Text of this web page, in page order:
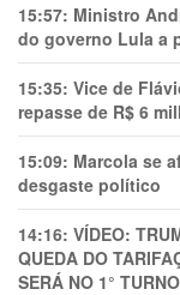
15:57: Ministro
do governo Lula a
15:35: Vice de
repasse de R$ 6
15:09: Marcola se
desgaste político
14:16: VÍDEO:
QUEDA DO
SERÁ NO 1°